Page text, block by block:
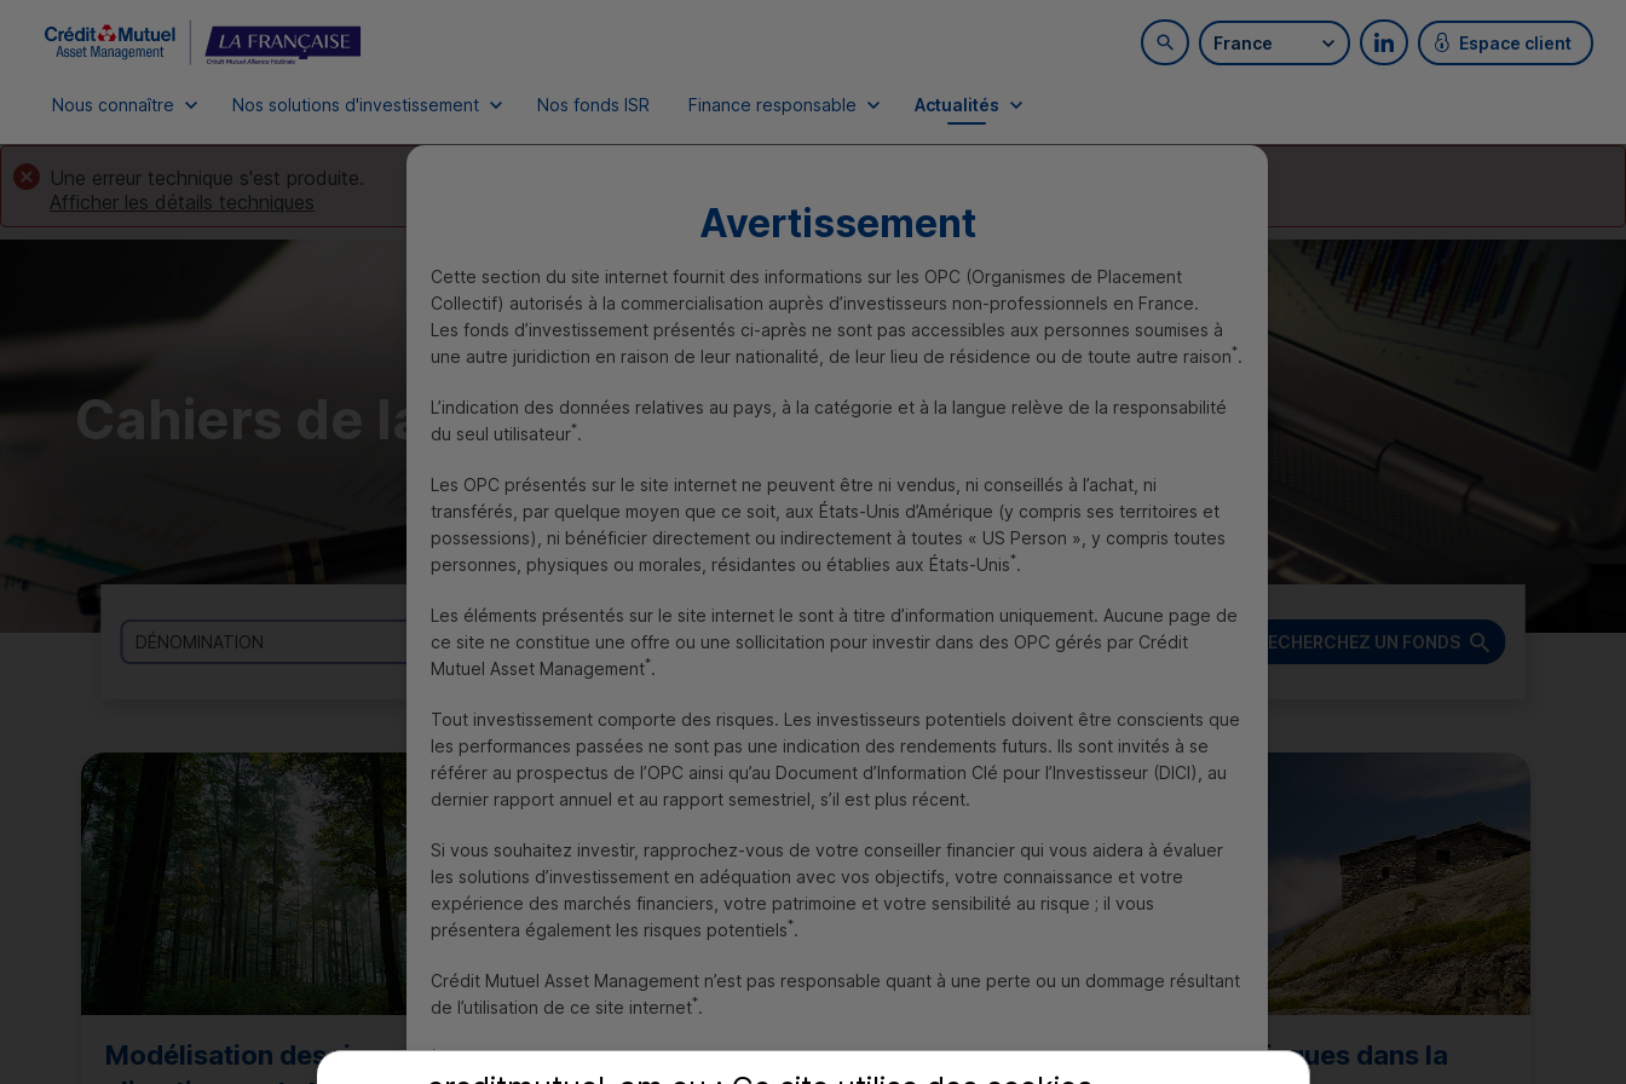
Rechercher sur le site
France Retrouvez-nous sur
Espace client
Nous connaître Nos solutions d'investissement Nos fonds ISR Finance responsable Actualités
Une erreur technique s'est produite.
Afficher les détails techniques
Cahiers de la Direction des risques
RECHERCHEZ UN FONDS
Modélisation des risques
Gestion du risque pour Lutter
Gestion des risques dans la
Avertissement
Cette section du site internet fournit des informations sur les OPC (Organismes de Placement
Collectif) autorisés à la commercialisation auprès d’investisseurs non-professionnels en France.
Les fonds d’investissement présentés ci-après ne sont pas accessibles aux personnes soumises à
une autre juridiction en raison de leur nationalité, de leur lieu de résidence ou de toute autre raison*.
L’indication des données relatives au pays, à la catégorie et à la langue relève de la responsabilité
du seul utilisateur*.
Les OPC présentés sur le site internet ne peuvent être ni vendus, ni conseillés à l’achat, ni
transférés, par quelque moyen que ce soit, aux États-Unis d’Amérique (y compris ses territoires et
possessions), ni bénéficier directement ou indirectement à toutes « US Person », y compris toutes
personnes, physiques ou morales, résidantes ou établies aux États-Unis*.
Les éléments présentés sur le site internet le sont à titre d’information uniquement. Aucune page de
ce site ne constitue une offre ou une sollicitation pour investir dans des OPC gérés par Crédit
Mutuel Asset Management*.
Tout investissement comporte des risques. Les investisseurs potentiels doivent être conscients que
les performances passées ne sont pas une indication des rendements futurs. Ils sont invités à se
référer au prospectus de l’OPC ainsi qu’au Document d’Information Clé pour l’Investisseur (DICI), au
dernier rapport annuel et au rapport semestriel, s’il est plus récent.
Si vous souhaitez investir, rapprochez-vous de votre conseiller financier qui vous aidera à évaluer
les solutions d’investissement en adéquation avec vos objectifs, votre connaissance et votre
expérience des marchés financiers, votre patrimoine et votre sensibilité au risque ; il vous
présentera également les risques potentiels*.
Crédit Mutuel Asset Management n’est pas responsable quant à une perte ou un dommage résultant
de l’utilisation de ce site internet*.
*Voir les Mentions légales